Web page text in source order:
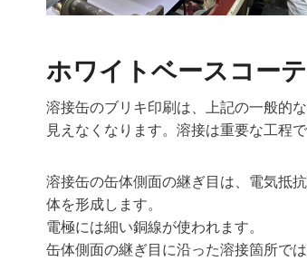
ホワイトベースコー
溶接缶のブリキ印刷は、上記の一般的
見えなくなります。溶接は重要な工程
溶接缶の缶体側面の継ぎ目は、電気抵
体を形成します。
電極には細い銅線が使われます。
缶体側面の継ぎ目に沿った溶接箇所で